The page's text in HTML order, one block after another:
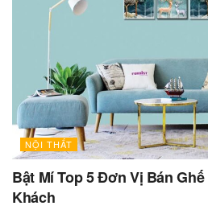
NỘI THẤT
Bật Mí Top 5 Đơn Vị Bán
Khách